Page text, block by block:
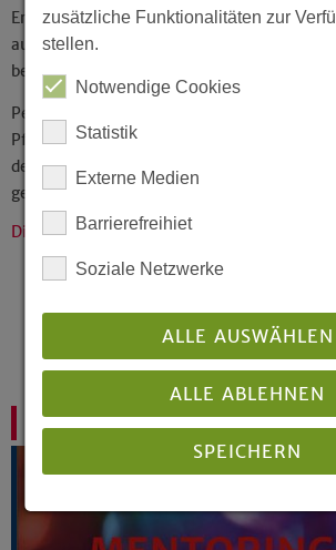
Erfahrungen und Selbsteinschätzung
auf das Beratungsanliegen analysiert und
besprochen.
Personalberatung richtet sich an
Pfarrer und an Mitarbeitende anderer
der EKvW. Beratung kann jederzeit in
genommen werden.
Die Beratungsangebote auf einen Blick:
Berufseinstiegsberatung
Anschluss-Bewerbungscoaching
Mentoring
zusätzliche Funktionalitäten zur
stellen.
Notwendige Cookies
Statistik
Externe Medien
Barrierefreihiet
Soziale Netzwerke
ALLE AUSWÄHLEN
ALLE ABLEHNEN
SPEICHERN
Details anzeigen